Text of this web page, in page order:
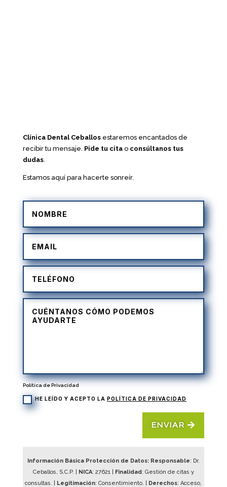
Clínica Dental Ceballosestaremos encantados de
recibir tu mensaje. Pide tu citao consúltanos tus
dudas.
Estamos aquí para hacerte sonreír.
Política de Privacidad
HE LEÍDO Y ACEPTO LA POLÍTICA DE PRIVACIDAD
ENVIAR
Información Básica Protección de Datos: Responsable: Dr.
Ceballos, S.C.P. |
NICA: 27621| Finalidad: Gestión de citas y
consultas. |
Legitimación: Consentimiento. | Derechos: Acceso,